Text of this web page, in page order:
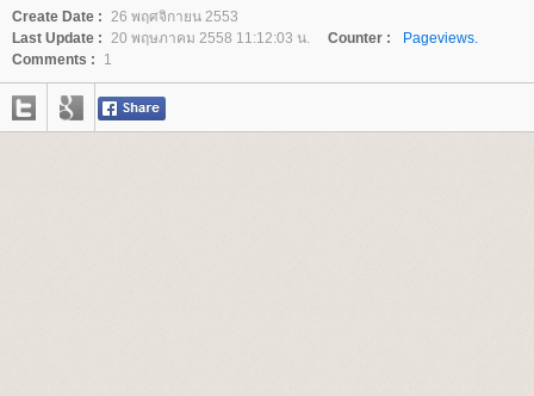
Create Date : 26 พฤศจิกายน 2553
Last Update : 20 พฤษภาคม 2558 11:12:03 น. Counter :
Pageviews.
Comments :
1